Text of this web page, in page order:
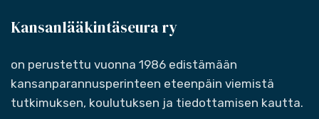
Kansanlääkintäseura ry
on perustettu vuonna 1986 edistämään
kansanparannusperinteen eteenpäin viemistä
tutkimuksen, koulutuksen ja tiedottamisen kautta.